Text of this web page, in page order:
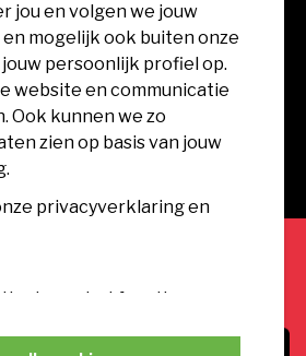
jou en volgen we jouw
mogelijk ook buiten onze
persoonlijk profiel op.
website en communicatie
Ook kunnen we zo
zien op basis van jouw
privacyverklaring en
voor het functioneren
MVV APP